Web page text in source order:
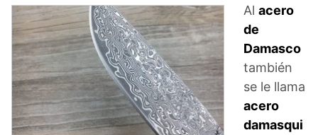
Al acero
de
Damasco
también
se le llama
acero
damasqui